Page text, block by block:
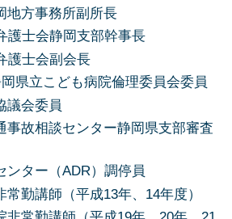
地方事務所副所長
護士会静岡支部幹事長
護士会副会長
県立こども病院倫理委員会委員
議会委員
事故相談センター静岡県支部審査
ンター（ADR）調停員
勤講師（平成13年、14年度）